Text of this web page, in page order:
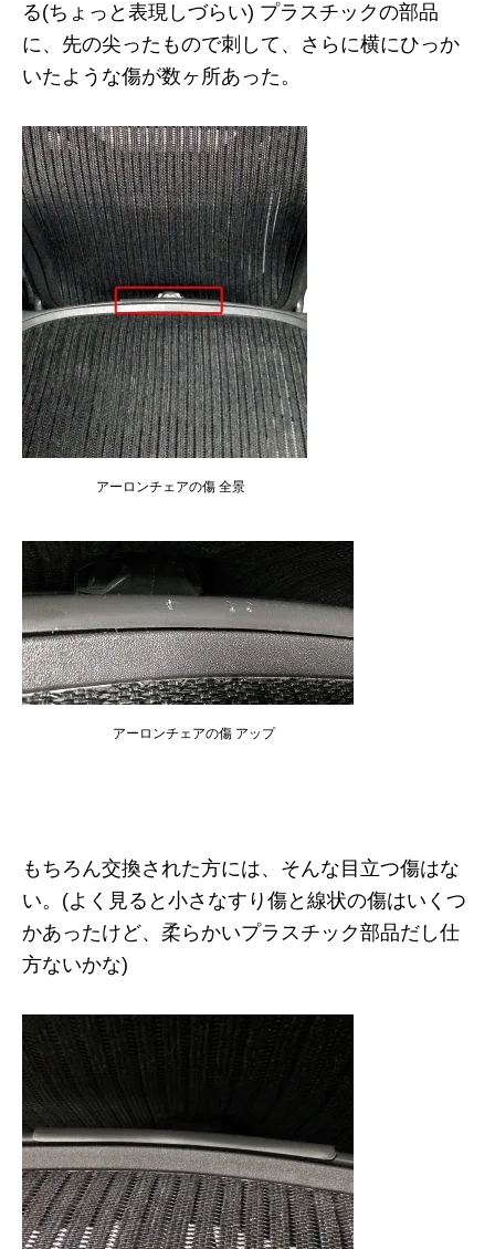
る(ちょっと表現しづらい) プラスチックの部品
に、先の尖ったもので刺して、さらに横にひっか
いたような傷が数ヶ所あった。
アーロンチェアの傷 全景
アーロンチェアの傷 アップ
もちろん交換された方には、そんな目立つ傷はな
い。(よく見ると小さなすり傷と線状の傷はいくつ
かあったけど、柔らかいプラスチック部品だし仕
方ないかな)